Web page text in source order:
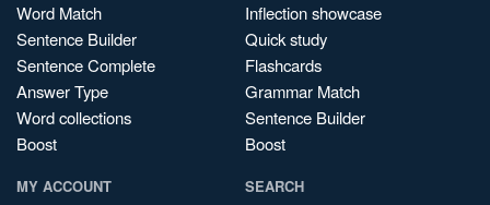
Word Match
Sentence Builder
Sentence Complete
Answer Type
Word collections
Boost
Inflection showcase
Quick study
Flashcards
Grammar Match
Sentence Builder
Boost
MY ACCOUNT SEARCH